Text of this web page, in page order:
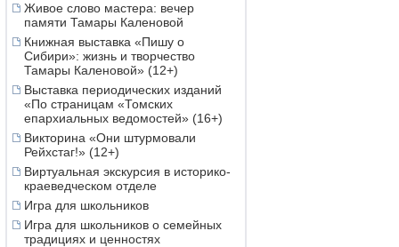
Живое слово мастера: вечер
памяти Тамары Каленовой
Книжная выставка «Пишу о
Сибири»: жизнь и творчество
Тамары Каленовой» (12+)
Выставка периодических изданий
«По страницам «Томских
епархиальных ведомостей» (16+)
Викторина «Они штурмовали
Рейхстаг!» (12+)
Виртуальная экскурсия в историко-
краеведческом отделе
Игра для школьников
Игра для школьников о семейных
традициях и ценностях